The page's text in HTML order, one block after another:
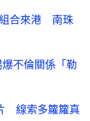
組合來港 南珠
不倫關係「勒
線索多籮籮真